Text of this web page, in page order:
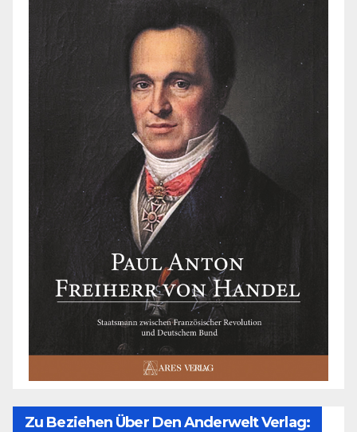
Zu Beziehen Über Den Anderwelt Verlag: